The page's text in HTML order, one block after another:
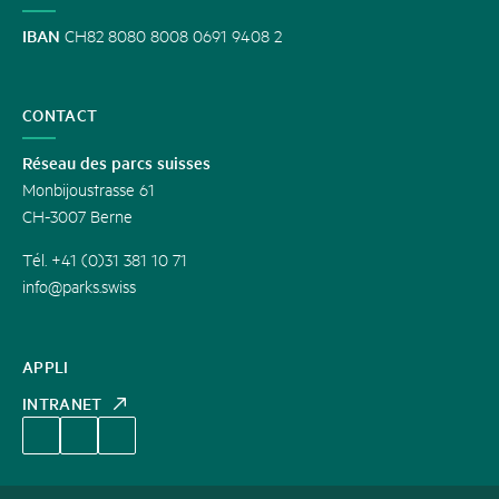
APPLI
INTRANET
IBAN CH82 8080 8008 0691 9408 2
CONTACT
Réseau des parcs suisses
Monbijoustrasse 61
CH-3007 Berne
Tél. +41 (0)31 381 10 71
info@parks.swiss